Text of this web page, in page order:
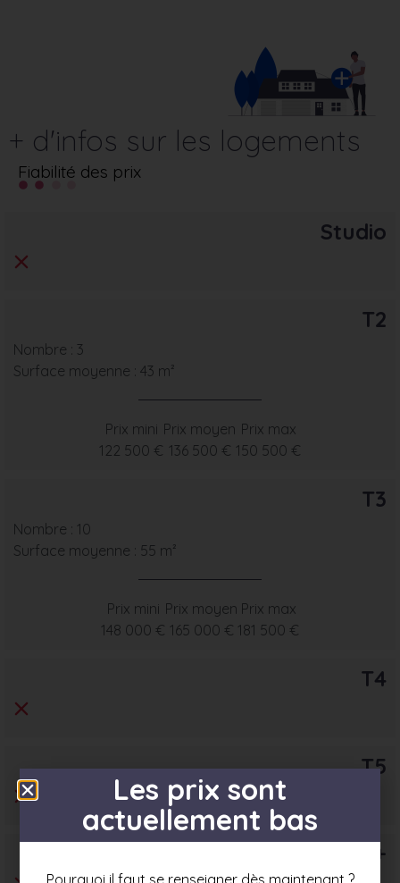
+ d'infos sur les logements
Fiabilité des prix
Studio
T2
Nombre : 3
Surface moyenne : 43 m²
Prix mini
122 500 €
Prix moyen
136 500 €
Prix max
150 500 €
T3
Nombre : 10
Surface moyenne : 55 m²
Prix mini
148 000 €
Prix moyen
165 000 €
Prix max
181 500 €
T4
T5
T6+
Les prix sont
actuellement bas
Pourquoi il faut se renseigner dès maintenant ?